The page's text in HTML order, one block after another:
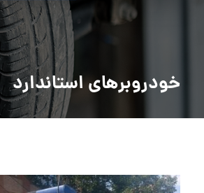
خودروبرهای استاندارد